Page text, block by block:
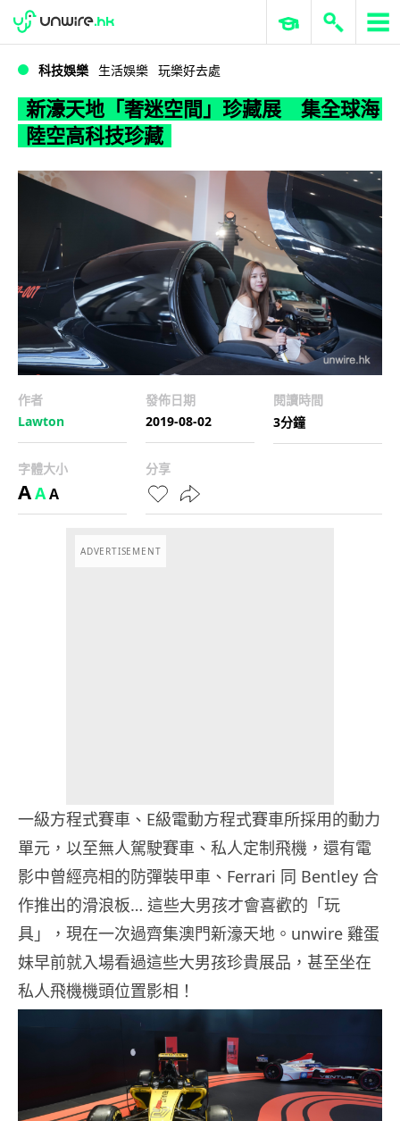
WWDC 2026 ERP 與商業 AI
科技娛樂 生活娛樂 玩樂好去處
新濠天地「奢迷空間」珍藏展 集全球海
陸空高科技珍藏
作者
Lawton
發佈日期
2019-08-02
閱讀時間
3分鐘
字體大小
AAA
分享
ADVERTISEMENT
一級方程式賽車、E級電動方程式賽車所採用的動力
單元，以至無人駕駛賽車、私人定制飛機，還有電
影中曾經亮相的防彈裝甲車、Ferrari 同 Bentley 合
作推出的滑浪板… 這些大男孩才會喜歡的「玩
具」，現在一次過齊集澳門新濠天地。unwire 雞蛋
妹早前就入場看過這些大男孩珍貴展品，甚至坐在
私人飛機機頭位置影相！